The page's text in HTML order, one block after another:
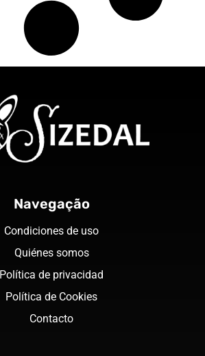
Navegação
Condiciones de uso
Quiénes somos
Política de privacidad
Política de Cookies
Contacto